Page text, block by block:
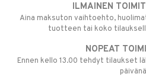
ILMAINEN
Aina maksuton vaihtoehto,
tuotteen tai koko
NOPEAT
Ennen kello 13.00 tehdyt tilaukset
päivänä